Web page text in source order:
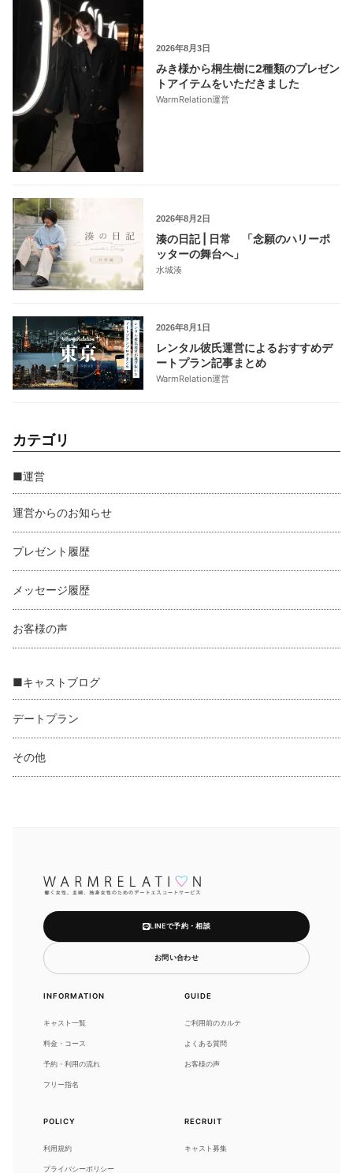
2026年8月3日
みき様から桐生樹に2種類のプレゼン
トアイテムをいただきました
WarmRelation運営
2026年8月2日
湊の日記 | 日常 「念願のハリーポ
ッターの舞台へ」
水城湊
2026年8月1日
レンタル彼氏運営によるおすすめデ
ートプラン記事まとめ
WarmRelation運営
カテゴリ
■運営
運営からのお知らせ
プレゼント履歴
メッセージ履歴
お客様の声
■キャストブログ
デートプラン
その他
LINEで予約・相談
お問い合わせ
INFORMATION
キャスト一覧
料金・コース
予約・利用の流れ
フリー指名
GUIDE
ご利用前のカルテ
よくある質問
お客様の声
POLICY
利用規約
プライバシーポリシー
RECRUIT
キャスト募集